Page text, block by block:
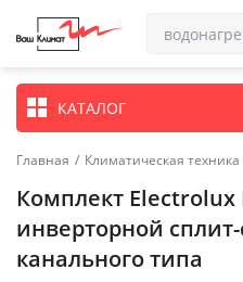
КАТАЛОГ
Главная / Климатическая техника
Комплект Electrolux
инверторной
канального типа